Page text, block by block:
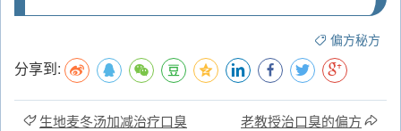
偏方秘方
分享到:
生地麦冬汤加减治疗口臭 老教授治口臭的偏方